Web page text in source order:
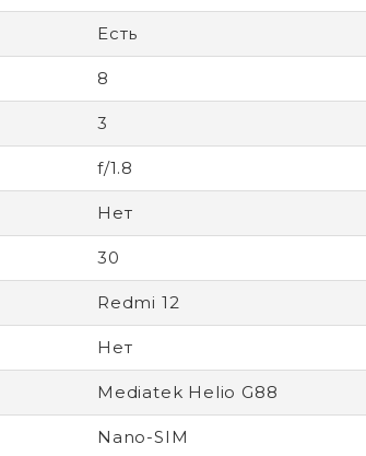
Есть
8
3
f/1.8
Нет
30
Redmi 12
Нет
Mediatek Helio G88
Nano-SIM